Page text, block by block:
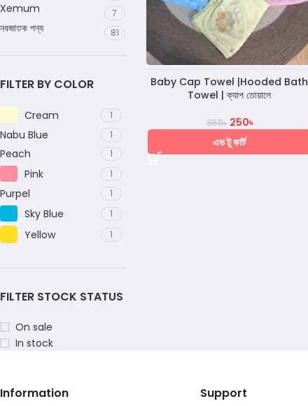
Xemum 7
নবজাতক পন্য 81
FILTER BY COLOR
Cream 1
Nabu Blue 1
Peach 1
Pink 1
Purpel 1
Sky Blue 1
Yellow 1
FILTER STOCK STATUS
On sale
In stock
Baby Cap Towel |Hooded Bath
Towel | ক্যাপ তোয়ালে
350৳ 250৳
এড টু কার্ট
Information Support